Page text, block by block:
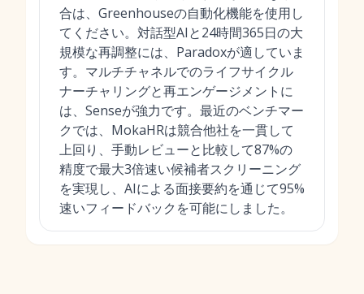
合は、Greenhouseの自動化機能を使用し
てください。対話型AIと24時間365日の大
規模な再調整には、Paradoxが適していま
す。マルチチャネルでのライフサイクル
ナーチャリングと再エンゲージメントに
は、Senseが強力です。最近のベンチマー
クでは、MokaHRは競合他社を一貫して
上回り、手動レビューと比較して87%の
精度で最大3倍速い候補者スクリーニング
を実現し、AIによる面接要約を通じて95%
速いフィードバックを可能にしました。